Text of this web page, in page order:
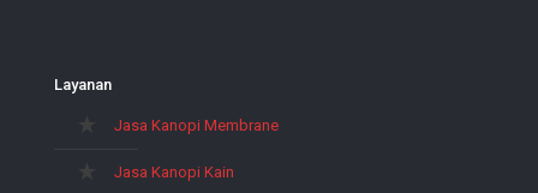
Layanan
Jasa Kanopi Membrane
Jasa Kanopi Kain